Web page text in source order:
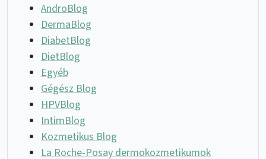
AndroBlog
DermaBlog
DiabetBlog
DietBlog
Egyéb
Gégész Blog
HPVBlog
IntimBlog
Kozmetikus Blog
La Roche-Posay dermokozmetikumok